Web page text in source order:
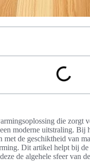
die zorgt
moderne uitstraling. Bij
met de geschiktheid van
Dit artikel helpt bij
de algehele sfeer van